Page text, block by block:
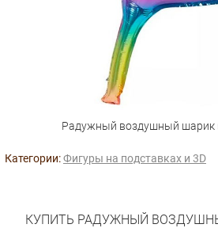
Радужный воздушный шарик
Категории:Фигуры на подставках и 3D
КУПИТЬ РАДУЖНЫЙ